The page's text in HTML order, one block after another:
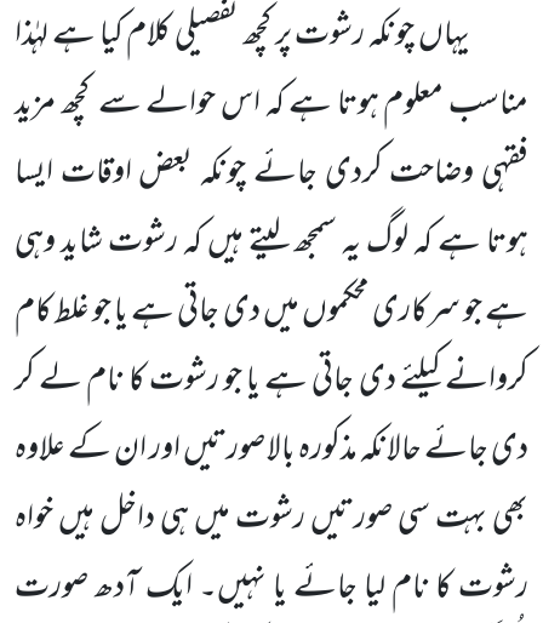
یہاں چونکہ رشوت پر کچھ تفصیلی کلام کیا ہے لہٰذا
مناسب معلوم ہوتا ہے کہ اس حوالے سے کچھ مزید
فقہی وضاحت کردی جائے چونکہ بعض اوقات ایسا
ہوتا ہے کہ لوگ یہ سمجھ لیتے ہیں کہ رشوت شاید وہی
ہے جو سرکاری محکموں میں دی جاتی ہے یا جو غلط کام
کروانے کیلئے دی جاتی ہے یا جو رشوت کا نام لے کر
دی جائے حالانکہ مذکورہ بالا صورتیں اور ان کے علاوہ
بھی بہت سی صورتیں رشوت میں ہی داخل ہیں خواہ
رشوت کا نام لیا جائے یا نہیں۔ ایک آدھ صورت